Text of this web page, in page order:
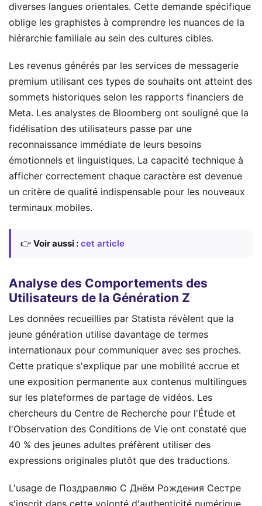
diverses langues orientales. Cette demande spécifique
oblige les graphistes à comprendre les nuances de la
hiérarchie familiale au sein des cultures cibles.
Les revenus générés par les services de messagerie
premium utilisant ces types de souhaits ont atteint des
sommets historiques selon les rapports financiers de
Meta. Les analystes de Bloomberg ont souligné que la
fidélisation des utilisateurs passe par une
reconnaissance immédiate de leurs besoins
émotionnels et linguistiques. La capacité technique à
afficher correctement chaque caractère est devenue
un critère de qualité indispensable pour les nouveaux
terminaux mobiles.
👉 Voir aussi : cet article
Analyse des Comportements des
Utilisateurs de la Génération Z
Les données recueillies par Statista révèlent que la
jeune génération utilise davantage de termes
internationaux pour communiquer avec ses proches.
Cette pratique s'explique par une mobilité accrue et
une exposition permanente aux contenus multilingues
sur les plateformes de partage de vidéos. Les
chercheurs du Centre de Recherche pour l'Étude et
l'Observation des Conditions de Vie ont constaté que
40 % des jeunes adultes préfèrent utiliser des
expressions originales plutôt que des traductions.
L'usage de Поздравляю С Днём Рождения Сестре